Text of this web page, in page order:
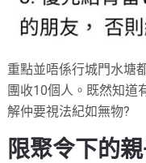
重點並唔係行城門水塘
團收10個人。既然知道
解仲要視法紀如無物?
限聚令下的